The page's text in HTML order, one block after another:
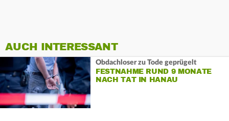
AUCH INTERESSANT
Obdachloser zu Tode geprügelt
FESTNAHME RUND 9 MONATE
NACH TAT IN HANAU